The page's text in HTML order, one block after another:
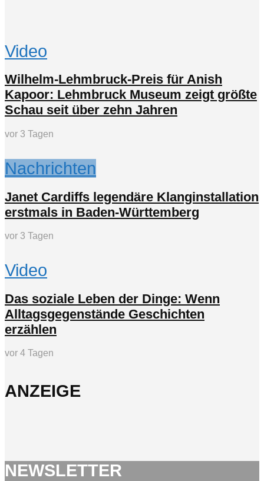
Video
Wilhelm-Lehmbruck-Preis für Anish
Kapoor: Lehmbruck Museum zeigt größte
Schau seit über zehn Jahren
vor 3 Tagen
Nachrichten
Janet Cardiffs legendäre Klanginstallation
erstmals in Baden-Württemberg
vor 3 Tagen
Video
Das soziale Leben der Dinge: Wenn
Alltagsgegenstände Geschichten
erzählen
vor 4 Tagen
ANZEIGE
NEWSLETTER